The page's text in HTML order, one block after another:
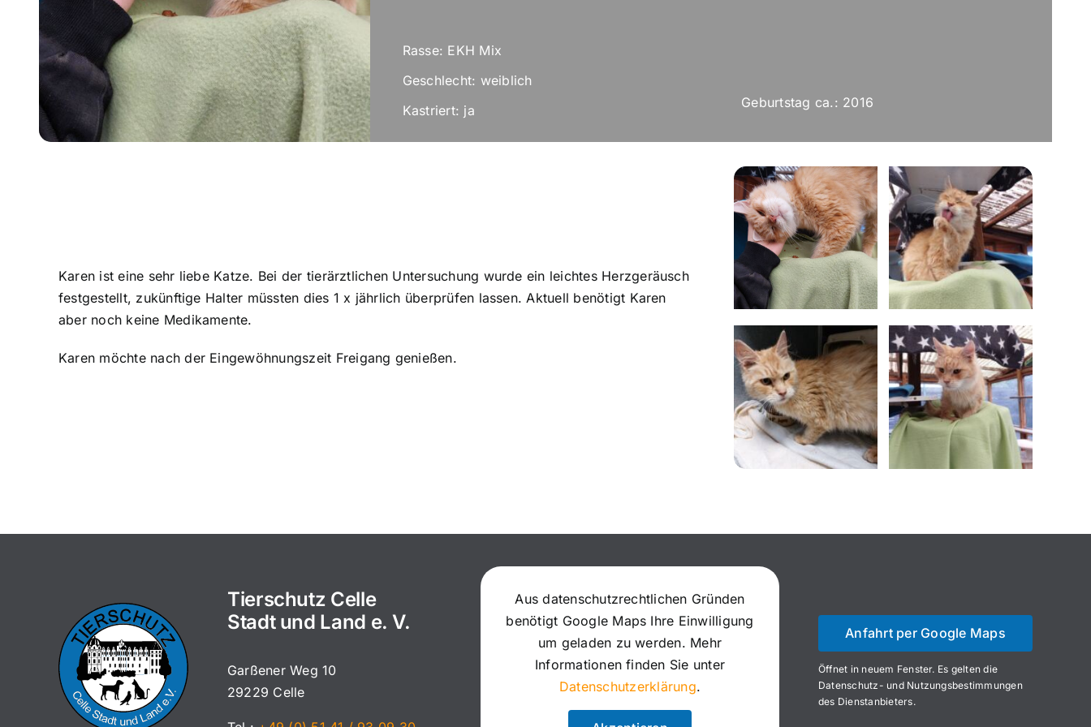
Rasse: EKH Mix
Geschlecht: weiblich
Kastriert: ja
Geburtstag ca.: 2016
Karen ist eine sehr liebe Katze. Bei der tierärztlichen Untersuchung wurde ein leichtes Herzgeräusch
festgestellt, zukünftige Halter müssten dies 1 x jährlich überprüfen lassen. Aktuell benötigt Karen
aber noch keine Medikamente.
Karen möchte nach der Eingewöhnungszeit Freigang genießen.
Tierschutz Celle
Stadt und Land e. V.
Garßener Weg 10
29229 Celle
Aus datenschutzrechtlichen Gründen
benötigt Google Maps Ihre Einwilligung
um geladen zu werden. Mehr
Informationen finden Sie unter
Datenschutzerklärung.
Anfahrt per Google Maps
Öffnet in neuem Fenster. Es gelten die
Datenschutz- und Nutzungsbestimmungen
des Dienstanbieters.